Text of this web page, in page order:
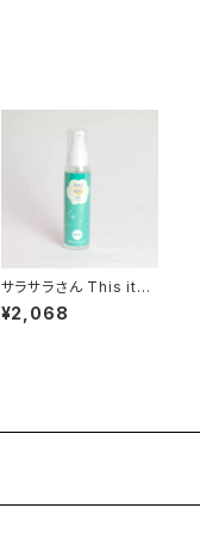
サラサラさん This ite
m can not ship over
seas
¥2,068